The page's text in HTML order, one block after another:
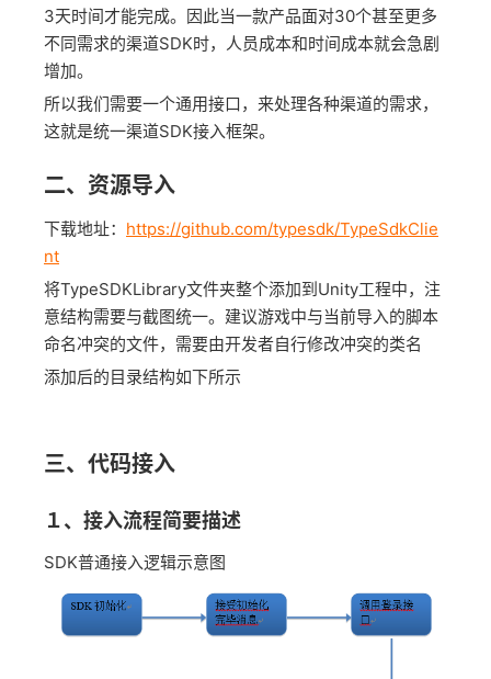
3天时间才能完成。因此当一款产品面对30个甚至更多
不同需求的渠道SDK时，人员成本和时间成本就会急剧
增加。
所以我们需要一个通用接口，来处理各种渠道的需求，
这就是统一渠道SDK接入框架。
二、资源导入
下载地址： https://github.com/typesdk/TypeSdkClie
nt
将TypeSDKLibrary文件夹整个添加到Unity工程中，注
意结构需要与截图统一。建议游戏中与当前导入的脚本
命名冲突的文件，需要由开发者自行修改冲突的类名
添加后的目录结构如下所示
三、代码接入
１、接入流程简要描述
SDK普通接入逻辑示意图